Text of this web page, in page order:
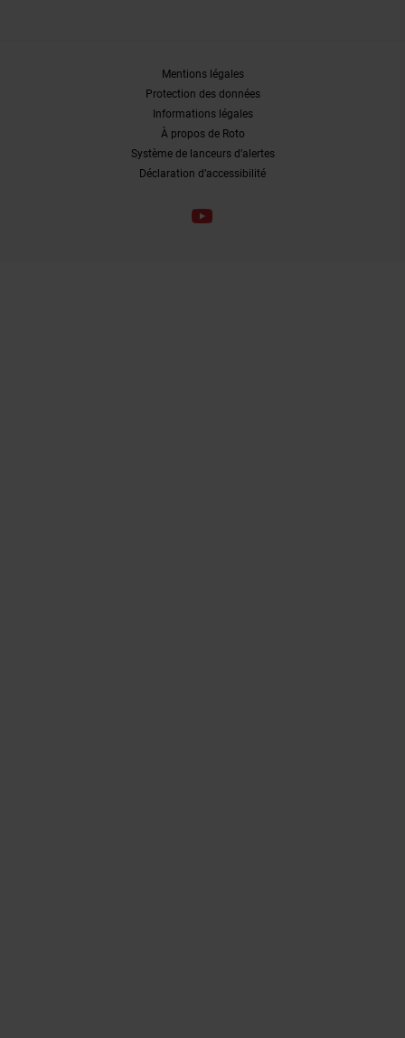
Mentions légales
Protection des données
Informations légales
À propos de Roto
Système de lanceurs d’alertes
Déclaration d’accessibilité